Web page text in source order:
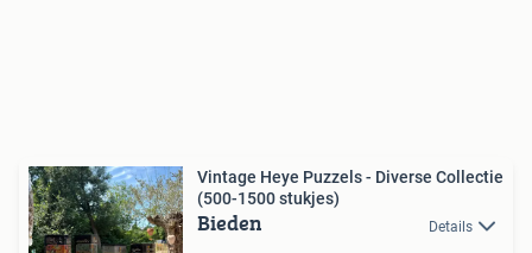
Vintage Heye Puzzels - Diverse Collectie
(500-1500 stukjes)
Bieden Details